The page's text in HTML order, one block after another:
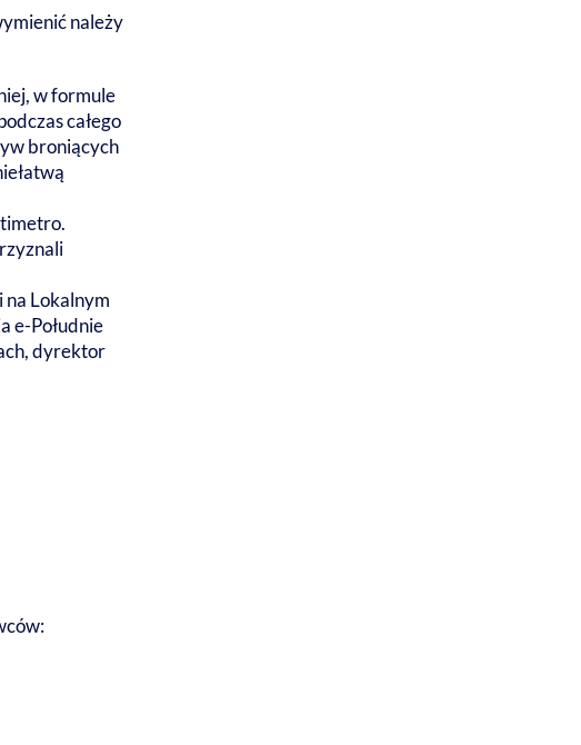
należy
w formule
całego
broniących
na Lokalnym
e-Południe
dyrektor